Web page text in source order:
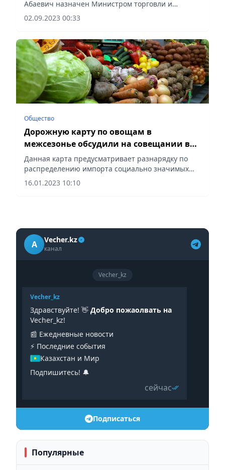
Абаевич назначен Министром торговли и
интеграции Республики Казахстан,
передает akorda.kz.
02.09.2023 00:33
Общество
Дорожную карту по овощам в
межсезонье обсудили на совещании в
Минторговли
Данная карта предусматривает разнарядку по
распределению импорта социально значимых
продуктов питания по регионам и торговым
сетям.
16.01.2023 10:10
A Vecher.kz
канал
Vecher_kz
Vecher_kz
Здравствуйте! 👋 Добро пожаолвать на
Vecher_kz!
📰 Ежедневные новости
⚡️ Последние события
Казахстан и Мир
Подпишитесь! 🔔
сейчас
Подписаться
Популярные